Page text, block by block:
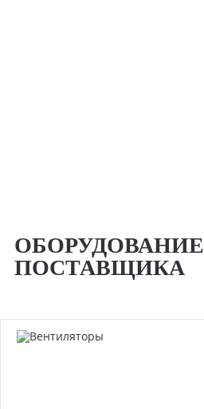
ОБОРУДОВАНИЕ
ПОСТАВЩИКА